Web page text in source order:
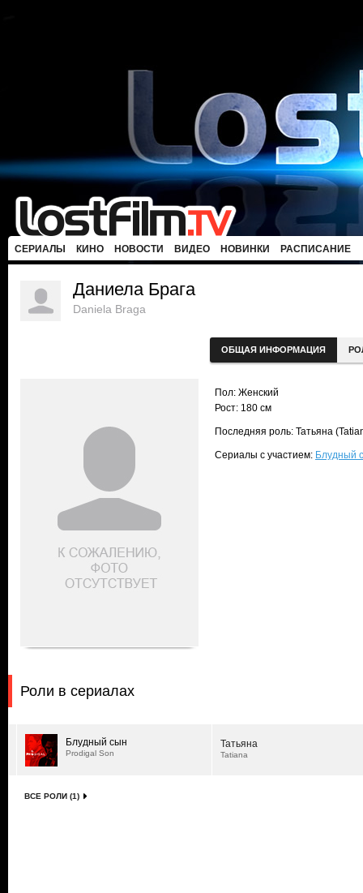
СЕРИАЛЫ КИНО НОВОСТИ ВИДЕО НОВИНКИ РАСПИСАНИЕ
Даниела Брага
Daniela Braga
ОБЩАЯ ИНФОРМАЦИЯ
Пол: Женский
Рост: 180 см
Последняя роль: Татьяна
Сериалы с участием: Блудный
Роли в сериалах
Блудный сын
Prodigal Son
Татьяна
Tatiana
ВСЕ РОЛИ (1)